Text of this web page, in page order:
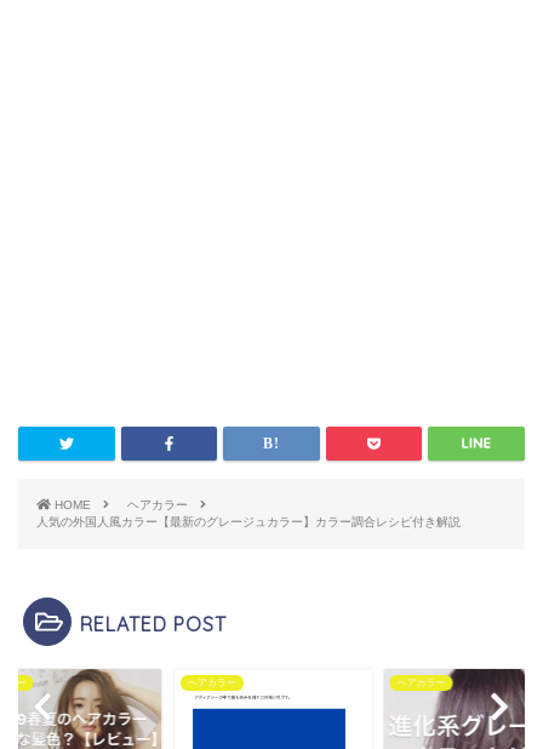
HOME
ヘアカラー
人気の外国人風カラー【最新のグレージュカラー】カラー調合レシピ付き解説
RELATED POST
ヘアカラー ヘアカ